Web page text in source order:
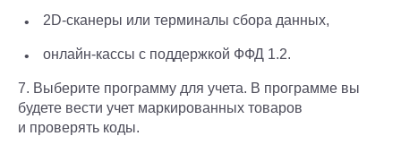
2D-сканеры или терминалы сбора данных,
онлайн-кассы с поддержкой ФФД 1.2.
7. Выберите программу для учета. В программе вы
будете вести учет маркированных товаров
и проверять коды.